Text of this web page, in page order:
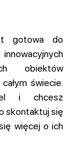
gotowa do
obiektów
świecie.
i chcesz
skontaktuj się
więcej o ich